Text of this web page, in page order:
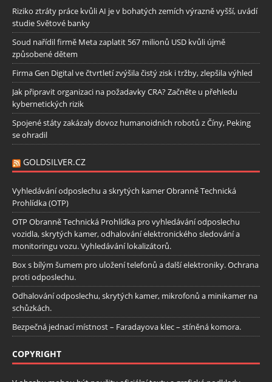
Riziko ztráty práce kvůli AI je v bohatých zemích výrazně vyšší, uvádí
studie Světové banky
Soud nařídil firmě Meta zaplatit 567 milionů USD kvůli újmě
způsobené dětem
Firma Gen Digital ve čtvrtletí zvýšila čistý zisk i tržby, zlepšila výhled
Jak připravit organizaci na požadavky CRA? Začněte u přehledu
kybernetických rizik
Spojené státy zakázaly dovoz humanoidních robotů z Číny, Peking
se ohradil
GOLDSILVER.CZ
Vyhledávání odposlechu a skrytých kamer Obranně Technická
Prohlídka (OTP)
OTP Obranně Technická Prohlídka pro vyhledávání odposlechu
vozidla, skrytých kamer, odhalování elektronického sledování a
monitoringu vozu. Vyhledávání lokalizátorů.
Box s bílým šumem pro uložení telefonů a další elektroniky. Ochrana
proti odposlechu.
Odhalování odposlechu, skrytých kamer, mikrofonů a minikamer na
schůzkách.
Bezpečná jednací místnost – Faradayova klec – stíněná komora.
COPYRIGHT